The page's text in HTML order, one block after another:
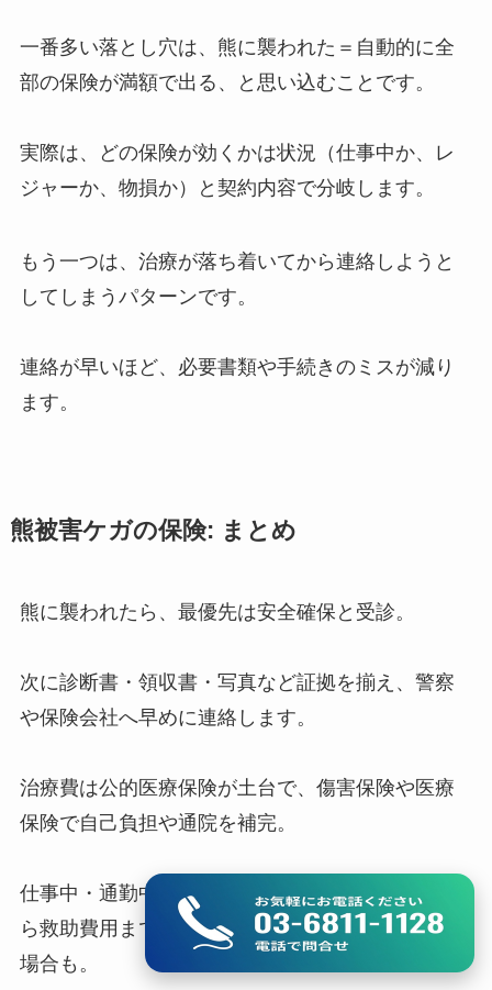
一番多い落とし穴は、熊に襲われた＝自動的に全
部の保険が満額で出る、と思い込むことです。
実際は、どの保険が効くかは状況（仕事中か、レ
ジャーか、物損か）と契約内容で分岐します。
もう一つは、治療が落ち着いてから連絡しようと
してしまうパターンです。
連絡が早いほど、必要書類や手続きのミスが減り
ます。
熊被害ケガの保険: まとめ
熊に襲われたら、最優先は安全確保と受診。
次に診断書・領収書・写真など証拠を揃え、警察
や保険会社へ早めに連絡します。
治療費は公的医療保険が土台で、傷害保険や医療
保険で自己負担や通院を補完。
仕事中・通勤中なら労災の可能性があり、登山な
ら救助費用まで含む山岳・アウトドア保険が効く
場合も。